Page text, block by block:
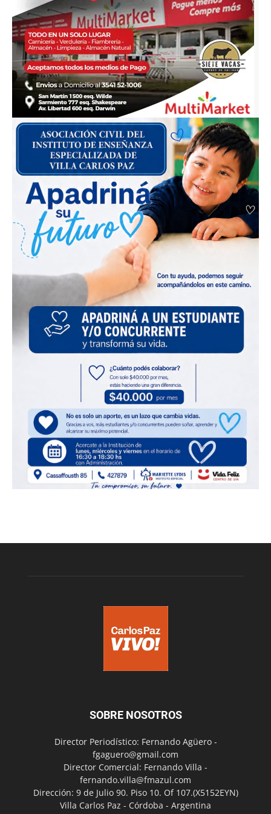
SOBRE NOSOTROS
Director Periodístico: Fernando Agüero -
fgaguero@gmail.com
Director Comercial: Fernando Villa -
fernando.villa@fmazul.com
Dirección: 9 de Julio 90. Piso 10. Of 107.(X5152EYN)
Villa Carlos Paz - Córdoba - Argentina